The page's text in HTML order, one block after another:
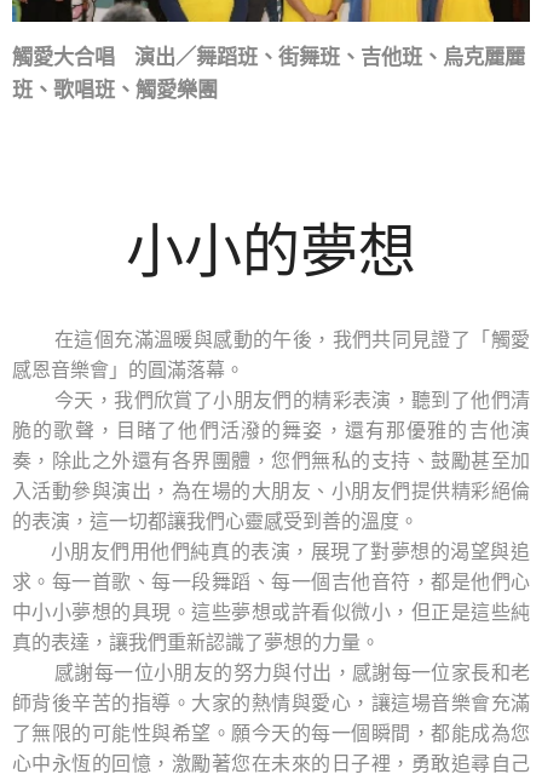
觸愛大合唱 演出／舞蹈班、街舞班、吉他班、烏克麗麗
班、歌唱班、觸愛樂團
小小的夢想
在這個充滿溫暖與感動的午後，我們共同見證了「觸愛
感恩音樂會」的圓滿落幕。
今天，我們欣賞了小朋友們的精彩表演，聽到了他們清
脆的歌聲，目睹了他們活潑的舞姿，還有那優雅的吉他演
奏，除此之外還有各界團體，您們無私的支持、鼓勵甚至加
入活動參與演出，為在場的大朋友、小朋友們提供精彩絕倫
的表演，這一切都讓我們心靈感受到善的溫度。
小朋友們用他們純真的表演，展現了對夢想的渴望與追
求。每一首歌、每一段舞蹈、每一個吉他音符，都是他們心
中小小夢想的具現。這些夢想或許看似微小，但正是這些純
真的表達，讓我們重新認識了夢想的力量。
感謝每一位小朋友的努力與付出，感謝每一位家長和老
師背後辛苦的指導。大家的熱情與愛心，讓這場音樂會充滿
了無限的可能性與希望。願今天的每一個瞬間，都能成為您
心中永恆的回憶，激勵著您在未來的日子裡，勇敢追尋自己